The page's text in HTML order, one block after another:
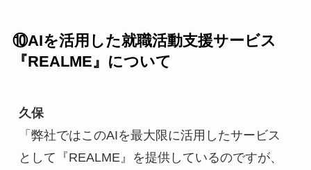
⑩AIを活用した就職活動支援サービス
『REALME』について
久保
「弊社ではこのAIを最大限に活用したサービス
として『REALME』を提供しているのですが、